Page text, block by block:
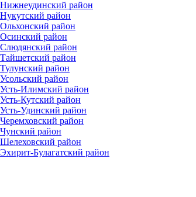
Нижнеудинский район
Нукутский район
Ольхонский район
Осинский район
Слюдянский район
Тайшетский район
Тулунский район
Усольский район
Усть-Илимский район
Усть-Кутский район
Усть-Удинский район
Черемховский район
Чунский район
Шелеховский район
Эхирит-Булагатский район